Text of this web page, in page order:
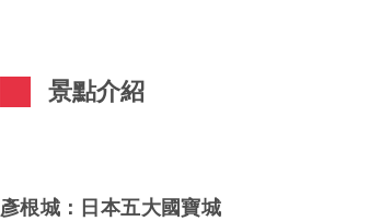
景點介紹
彥根城：日本五大國寶城